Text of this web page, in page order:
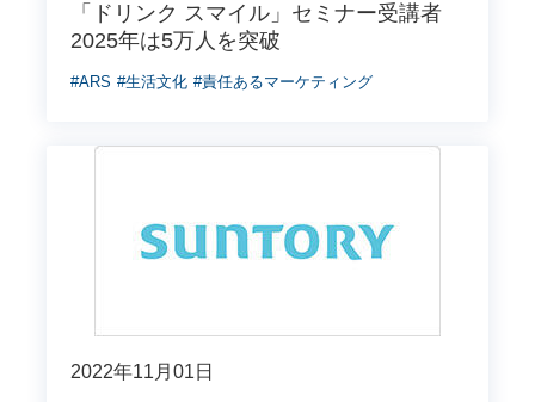
「ドリンク スマイル」セミナー受講者
2025年は5万人を突破
#ARS #生活文化 #責任あるマーケティング
2022年11月01日